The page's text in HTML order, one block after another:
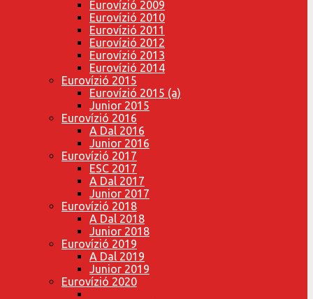
Eurovízió 2009
Eurovízió 2010
Eurovízió 2011
Eurovízió 2012
Eurovízió 2013
Eurovízió 2014
Eurovízió 2015
Eurovízió 2015 (a)
Junior 2015
Eurovízió 2016
A Dal 2016
Junior 2016
Eurovízió 2017
ESC 2017
A Dal 2017
Junior 2017
Eurovízió 2018
A Dal 2018
Junior 2018
Eurovízió 2019
A Dal 2019
Junior 2019
Eurovízió 2020